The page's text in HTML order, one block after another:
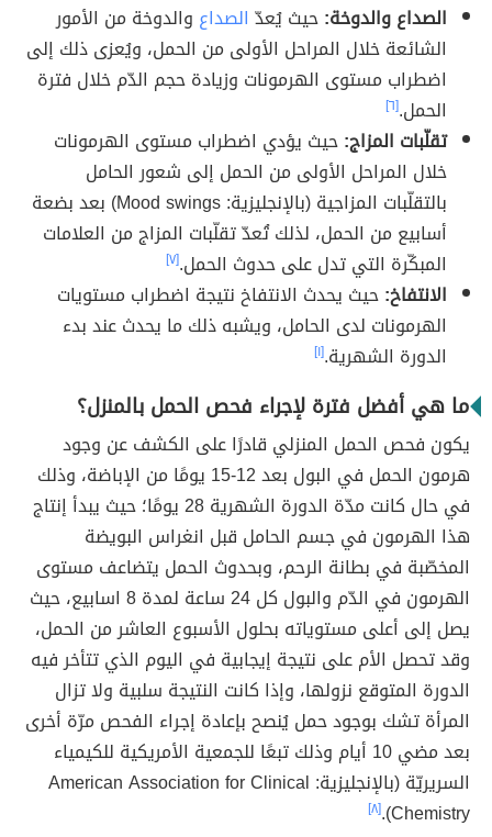
الصداع والدوخة:حيث يُعدّ الصداع والدوخة من الأمور
الشائعة خلال المراحل الأولى من الحمل، ويُعزى ذلك إلى
اضطراب مستوى الهرمونات وزيادة حجم الدّم خلال فترة
الحمل.[٦]
تقلّبات المزاج:حيث يؤدي اضطراب مستوى الهرمونات
خلال المراحل الأولى من الحمل إلى شعور الحامل
بالتقلّبات المزاجية (بالإنجليزية: Mood swings) بعد بضعة
أسابيع من الحمل، لذلك تُعدّ تقلّبات المزاج من العلامات
المبكّرة التي تدل على حدوث الحمل.[٧]
الانتفاخ:حيث يحدث الانتفاخ نتيجة اضطراب مستويات
الهرمونات لدى الحامل، ويشبه ذلك ما يحدث عند بدء
الدورة الشهرية.[١]
ما هي أفضل فترة لإجراء فحص الحمل بالمنزل؟
يكون فحص الحمل المنزلي قادرًا على الكشف عن وجود
هرمون الحمل في البول بعد 12-15 يومًا من الإباضة، وذلك
في حال كانت مدّة الدورة الشهرية 28 يومًا؛ حيث يبدأ إنتاج
هذا الهرمون في جسم الحامل قبل انغراس البويضة
المخصّبة في بطانة الرحم، وبحدوث الحمل يتضاعف مستوى
الهرمون في الدّم والبول كل 24 ساعة لمدة 8 اسابيع، حيث
يصل إلى أعلى مستوياته بحلول الأسبوع العاشر من الحمل،
وقد تحصل الأم على نتيجة إيجابية في اليوم الذي تتأخر فيه
الدورة المتوقع نزولها، وإذا كانت النتيجة سلبية ولا تزال
المرأة تشك بوجود حمل يُنصح بإعادة إجراء الفحص مرّة أخرى
بعد مضي 10 أيام وذلك تبعًا للجمعية الأمريكية للكيمياء
السريريّة (بالإنجليزية: American Association for Clinical
Chemistry). [٨]